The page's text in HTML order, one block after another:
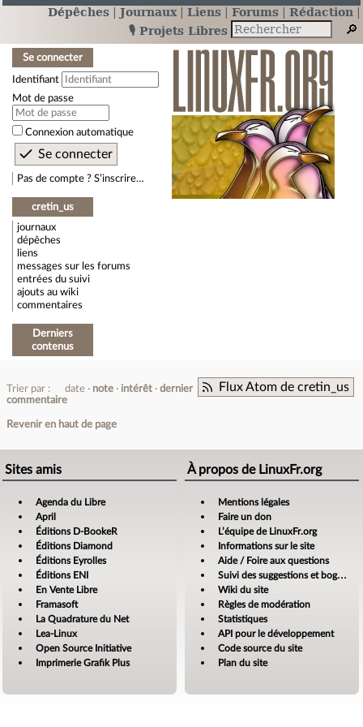
Dépêches Journaux Liens Forums
Rédaction
🎙️ Projets Libres
Se connecter
Identifiant
Mot de passe
Connexion automatique
Pas de compte ? S’inscrire…
cretin_us
journaux
dépêches
liens
messages sur les forums
entrées du suivi
ajouts au wiki
commentaires
Derniers
contenus
Flux Atom de cretin_us
Trier par : date note intérêt
dernier
commentaire
Revenir en haut de page
Sites amis
Agenda du Libre
April
Éditions D-BookeR
Éditions Diamond
Éditions Eyrolles
Éditions ENI
En Vente Libre
Framasoft
La Quadrature du Net
Lea-Linux
Open Source Initiative
Imprimerie Grafik Plus
À propos de LinuxFr.org
Mentions légales
Faire un don
L’équipe de LinuxFr.org
Informations sur le site
Aide / Foire aux questions
Suivi des suggestions et bogues
Wiki du site
Règles de modération
Statistiques
API pour le développement
Code source du site
Plan du site